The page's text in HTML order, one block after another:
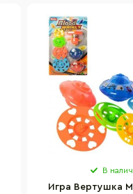
В
Игра Вертушка